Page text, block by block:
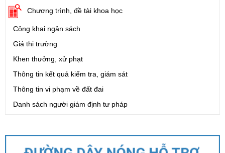
Chương trình, đề tài khoa học
Công khai ngân sách
Giá thị trường
Khen thưởng, xử phạt
Thông tin kết quả kiểm tra, giám sát
Thông tin vi phạm về đất đai
Danh sách người giám định tư pháp